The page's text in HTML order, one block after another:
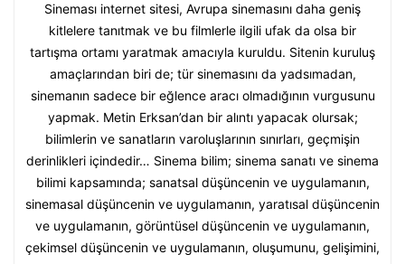
Sineması internet sitesi, Avrupa sinemasını daha geniş
kitlelere tanıtmak ve bu filmlerle ilgili ufak da olsa bir
tartışma ortamı yaratmak amacıyla kuruldu. Sitenin kuruluş
amaçlarından biri de; tür sinemasını da yadsımadan,
sinemanın sadece bir eğlence aracı olmadığının vurgusunu
yapmak. Metin Erksan’dan bir alıntı yapacak olursak;
bilimlerin ve sanatların varoluşlarının sınırları, geçmişin
derinlikleri içindedir… Sinema bilim; sinema sanatı ve sinema
bilimi kapsamında; sanatsal düşüncenin ve uygulamanın,
sinemasal düşüncenin ve uygulamanın, yaratısal düşüncenin
ve uygulamanın, görüntüsel düşüncenin ve uygulamanın,
çekimsel düşüncenin ve uygulamanın, oluşumunu, gelişimini,